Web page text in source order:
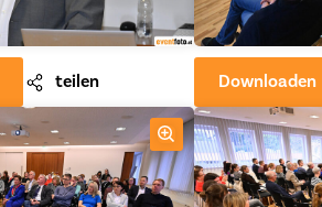
teilen Downloaden